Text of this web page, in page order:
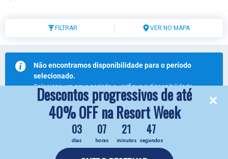
Descontos progressivos de até
40% OFF na Resort Week
03
dias
07
horas
21
minutos
47
segundos
FILTRAR VER NO MAPA
Não encontramos disponibilidade para o período
selecionado.
Selecione um novo período e verifique a disponibilidade.
Modifique sua busca
reservas.daj@bluetree.com.br 4333713902
© 2026 Blue Tree Daj Resort & Marina. Todos os direitos reservados.